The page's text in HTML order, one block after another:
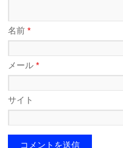
名前*
メール*
サイト